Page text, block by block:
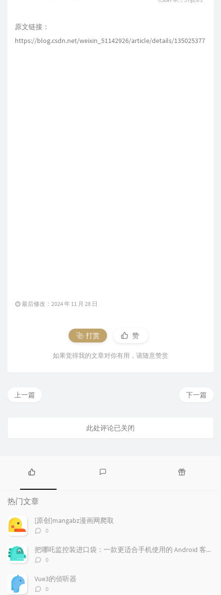
原文链接：
https://blog.csdn.net/weixin_51142926/article/details/135025377
最后修改：2024 年 11 月 28 日
打赏 赞
如果觉得我的文章对你有用，请随意赞赏
下一篇
上一篇
此处评论已关闭
热
门
文
章
论
热门文章
[原创]mangabz漫画网爬取
评
数：
0
把哪吒监控装进口袋：一款更适合手机使用的 Android 客户端
评
数：
0
Vue3的侦听器
评
0